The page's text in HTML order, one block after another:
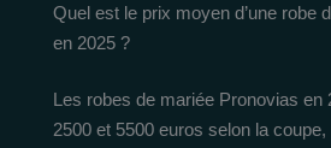
Quel est le prix moyen d’une robe
en 2025 ?
Les robes de mariée Pronovias en
2500 et 5500 euros selon la